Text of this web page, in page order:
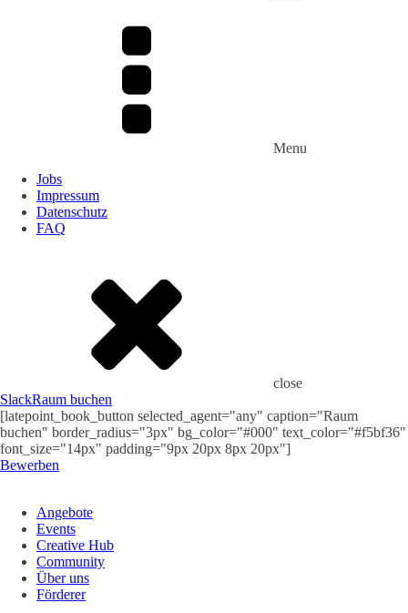
Menu
Jobs
Impressum
Datenschutz
FAQ
close
SlackRaum buchen
[latepoint_book_button selected_agent="any" caption="Raum
buchen" border_radius="3px" bg_color="#000" text_color="#f5bf36"
font_size="14px" padding="9px 20px 8px 20px"]
Bewerben
Angebote
Events
Creative Hub
Community
Über uns
Förderer